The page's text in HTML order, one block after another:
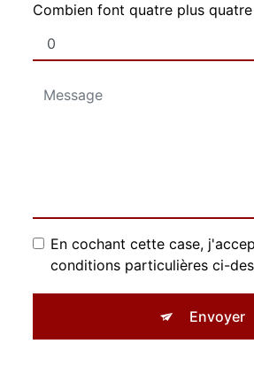
Combien font quatre plus quatre
En cochant cette case,
conditions particulières ci-
Envoyer